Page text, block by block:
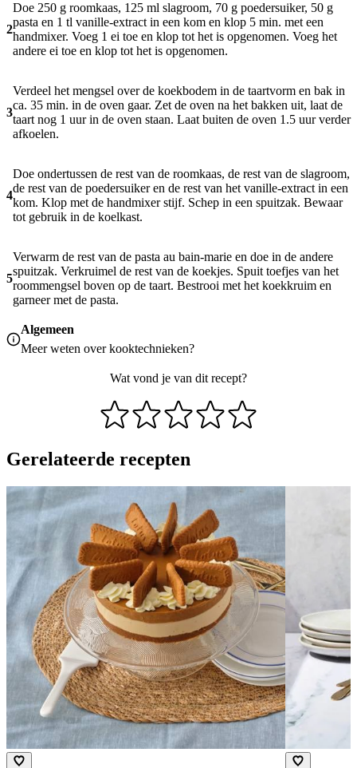
2
Doe 250 g roomkaas, 125 ml slagroom, 70 g poedersuiker, 50 g
pasta en 1 tl vanille-extract in een kom en klop 5 min. met een
handmixer. Voeg 1 ei toe en klop tot het is opgenomen. Voeg het
andere ei toe en klop tot het is opgenomen.
3
Verdeel het mengsel over de koekbodem in de taartvorm en bak in
ca. 35 min. in de oven gaar. Zet de oven na het bakken uit, laat de
taart nog 1 uur in de oven staan. Laat buiten de oven 1.5 uur verder
afkoelen.
4
Doe ondertussen de rest van de roomkaas, de rest van de slagroom,
de rest van de poedersuiker en de rest van het vanille-extract in een
kom. Klop met de handmixer stijf. Schep in een spuitzak. Bewaar
tot gebruik in de koelkast.
5
Verwarm de rest van de pasta au bain-marie en doe in de andere
spuitzak. Verkruimel de rest van de koekjes. Spuit toefjes van het
roommengsel boven op de taart. Bestrooi met het koekkruim en
garneer met de pasta.
Algemeen
Meer weten overkooktechnieken?
Wat vond je van dit recept?
Gerelateerde recepten